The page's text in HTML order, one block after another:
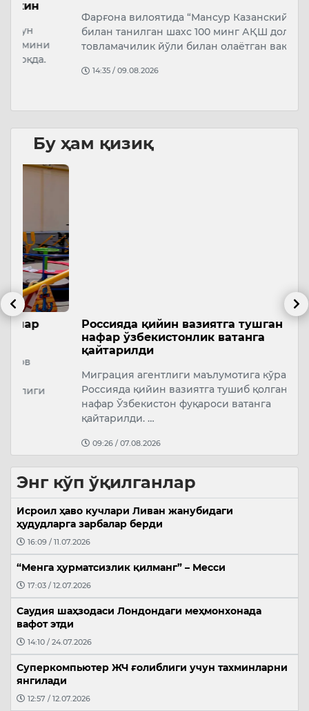
Фарғона вилоятида “Мансур Казанский” лақаби
билан танилган шахс 100 минг АҚШ долларини
товламачилик йўли билан олаётган вақт…
14:35 / 09.08.2026
Бу ҳам қизиқ
Россияда қийин вазиятга тушган 597
нафар ўзбекистонлик ватанга
қайтарилди
Миграция агентлиги маълумотига кўра,
Россияда қийин вазиятга тушиб қолган 597
нафар Ўзбекистон фуқароси ватанга
қайтарилди. …
09:26 / 07.08.2026
Энг кўп ўқилганлар
Исроил ҳаво кучлари Ливан жанубидаги
ҳудудларга зарбалар берди
16:09 / 11.07.2026
“Менга ҳурматсизлик қилманг” – Месси
17:03 / 12.07.2026
Саудия шаҳзодаси Лондондаги меҳмонхонада
вафот этди
14:10 / 24.07.2026
Суперкомпьютер ЖЧ ғолиблиги учун тахминларни
янгилади
12:57 / 12.07.2026